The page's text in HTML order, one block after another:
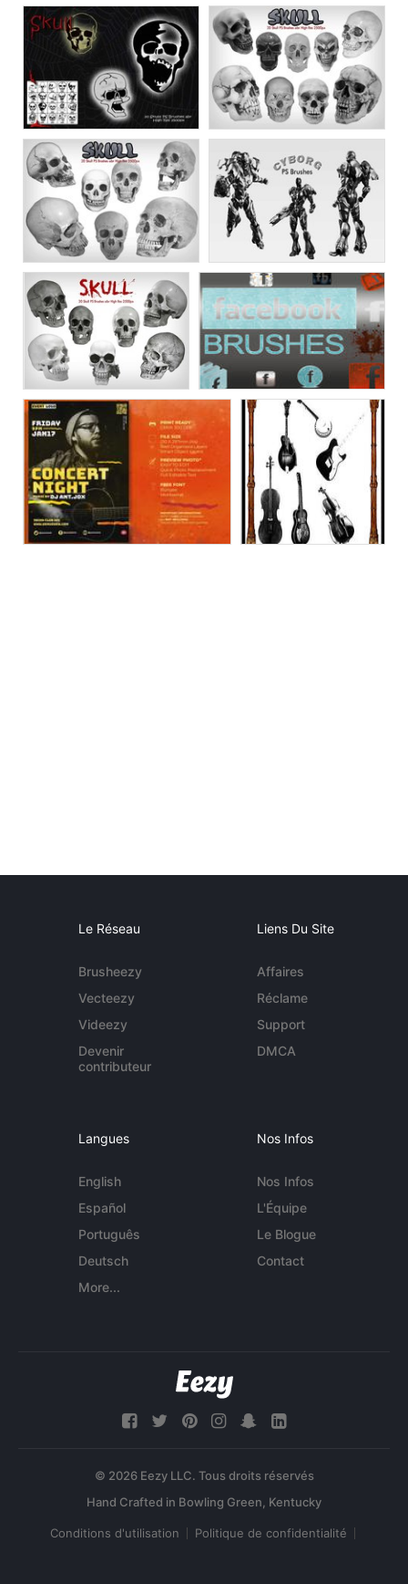
Le Réseau
Brusheezy
Vecteezy
Videezy
Devenir
contributeur
Liens Du Site
Affaires
Réclame
Support
DMCA
Langues
English
Español
Português
Deutsch
More...
Nos Infos
Nos Infos
L'Équipe
Le Blogue
Contact
© 2026 Eezy LLC. Tous droits réservés
Conditions d'utilisation Politique de confidentialité